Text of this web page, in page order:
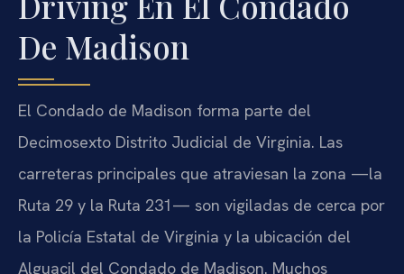
De Madison
El Condado de Madison forma parte del
Decimosexto Distrito Judicial de Virginia. Las
carreteras principales que atraviesan la zona —la
Ruta 29 y la Ruta 231— son vigiladas de cerca por
la Policía Estatal de Virginia y la ubicación del
Alguacil del Condado de Madison. Muchos